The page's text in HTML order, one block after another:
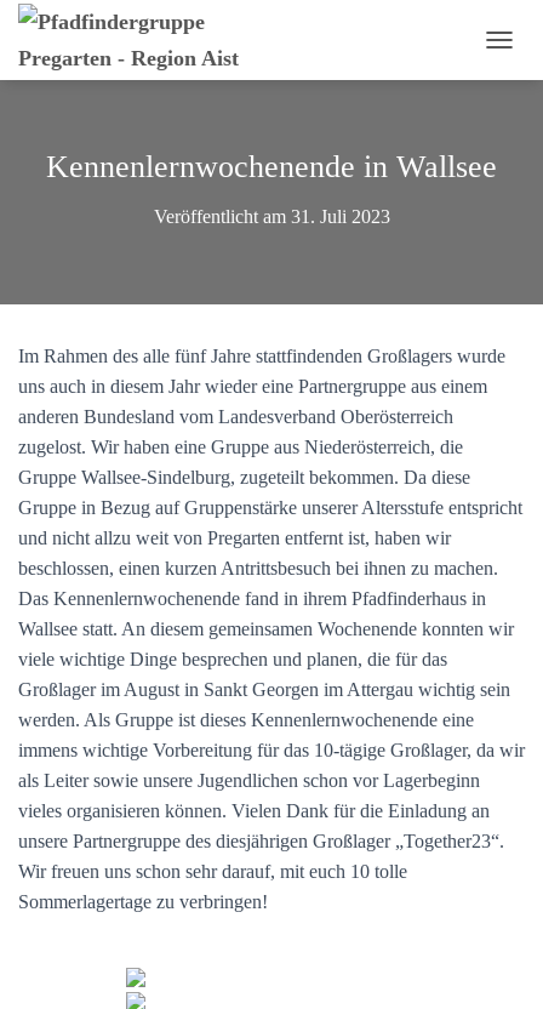
A
C
Kennenlernwochenende in Wallsee
Veröffentlicht am 31. Juli 2023
Im Rahmen des alle fünf Jahre stattfindenden Großlagers wurde
uns auch in diesem Jahr wieder eine Partnergruppe aus einem
anderen Bundesland vom Landesverband Oberösterreich
zugelost. Wir haben eine Gruppe aus Niederösterreich, die
Gruppe Wallsee-Sindelburg, zugeteilt bekommen. Da diese
Gruppe in Bezug auf Gruppenstärke unserer Altersstufe entspricht
und nicht allzu weit von Pregarten entfernt ist, haben wir
beschlossen, einen kurzen Antrittsbesuch bei ihnen zu machen.
Das Kennenlernwochenende fand in ihrem Pfadfinderhaus in
Wallsee statt. An diesem gemeinsamen Wochenende konnten wir
viele wichtige Dinge besprechen und planen, die für das
Großlager im August in Sankt Georgen im Attergau wichtig sein
werden. Als Gruppe ist dieses Kennenlernwochenende eine
immens wichtige Vorbereitung für das 10-tägige Großlager, da wir
als Leiter sowie unsere Jugendlichen schon vor Lagerbeginn
vieles organisieren können. Vielen Dank für die Einladung an
unsere Partnergruppe des diesjährigen Großlager „Together23“.
Wir freuen uns schon sehr darauf, mit euch 10 tolle
Sommerlagertage zu verbringen!